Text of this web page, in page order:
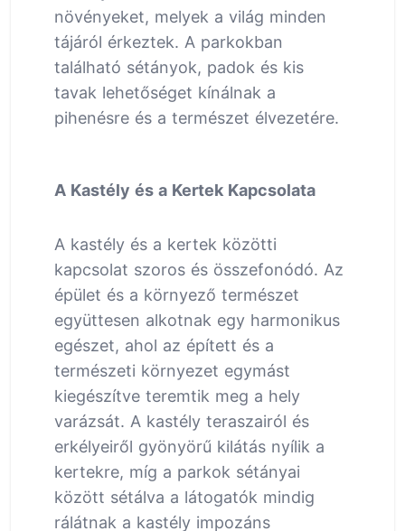
növényeket, melyek a világ minden
tájáról érkeztek. A parkokban
található sétányok, padok és kis
tavak lehetőséget kínálnak a
pihenésre és a természet élvezetére.
A Kastély és a Kertek Kapcsolata
A kastély és a kertek közötti
kapcsolat szoros és összefonódó. Az
épület és a környező természet
együttesen alkotnak egy harmonikus
egészet, ahol az épített és a
természeti környezet egymást
kiegészítve teremtik meg a hely
varázsát. A kastély teraszairól és
erkélyeiről gyönyörű kilátás nyílik a
kertekre, míg a parkok sétányai
között sétálva a látogatók mindig
rálátnak a kastély impozáns